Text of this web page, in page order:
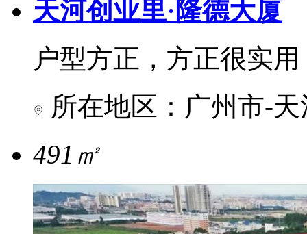
天河创业里·隆德大厦
户型方正，方正很实
所在地区：广州市-
491㎡